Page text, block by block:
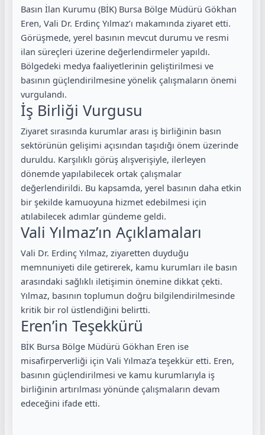
Basın İlan Kurumu (BİK) Bursa Bölge Müdürü Gökhan
Eren, Vali Dr. Erdinç Yılmaz’ı makamında ziyaret etti.
Görüşmede, yerel basının mevcut durumu ve resmi
ilan süreçleri üzerine değerlendirmeler yapıldı.
Bölgedeki medya faaliyetlerinin geliştirilmesi ve
basının güçlendirilmesine yönelik çalışmaların önemi
vurgulandı.
İş Birliği Vurgusu
Ziyaret sırasında kurumlar arası iş birliğinin basın
sektörünün gelişimi açısından taşıdığı önem üzerinde
duruldu. Karşılıklı görüş alışverişiyle, ilerleyen
dönemde yapılabilecek ortak çalışmalar
değerlendirildi. Bu kapsamda, yerel basının daha etkin
bir şekilde kamuoyuna hizmet edebilmesi için
atılabilecek adımlar gündeme geldi.
Vali Yılmaz’ın Açıklamaları
Vali Dr. Erdinç Yılmaz, ziyaretten duyduğu
memnuniyeti dile getirerek, kamu kurumları ile basın
arasındaki sağlıklı iletişimin önemine dikkat çekti.
Yılmaz, basının toplumun doğru bilgilendirilmesinde
kritik bir rol üstlendiğini belirtti.
Eren’in Teşekkürü
BİK Bursa Bölge Müdürü Gökhan Eren ise
misafirperverliği için Vali Yılmaz’a teşekkür etti. Eren,
basının güçlendirilmesi ve kamu kurumlarıyla iş
birliğinin artırılması yönünde çalışmaların devam
edeceğini ifade etti.